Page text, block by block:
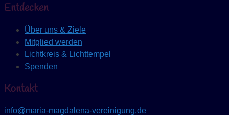
Entdecken
Über uns & Ziele
Mitglied werden
Lichtkreis & Lichttempel
Spenden
Kontakt
info@maria-magdalena-vereinigung.de